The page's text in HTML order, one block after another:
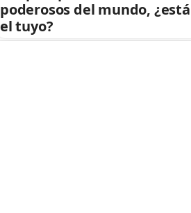
poderosos del mundo, ¿está
el tuyo?